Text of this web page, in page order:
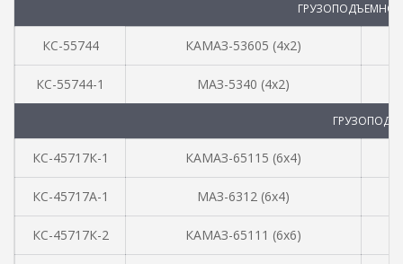
КС-55744 КАМАЗ-53605 (4х2)
КС-55744-1 МАЗ-5340 (4х2)
КС-45717К-1 КАМАЗ-65115 (6х4)
КС-45717А-1 МАЗ-6312 (6х4)
КС-45717К-2 КАМАЗ-65111 (6х6)